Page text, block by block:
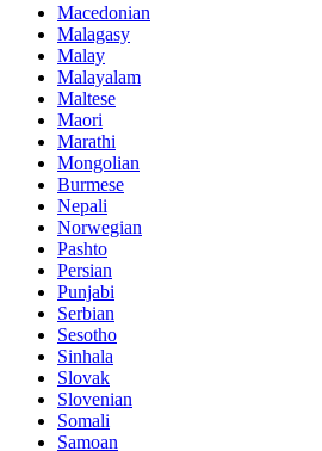
Macedonian
Malagasy
Malay
Malayalam
Maltese
Maori
Marathi
Mongolian
Burmese
Nepali
Norwegian
Pashto
Persian
Punjabi
Serbian
Sesotho
Sinhala
Slovak
Slovenian
Somali
Samoan